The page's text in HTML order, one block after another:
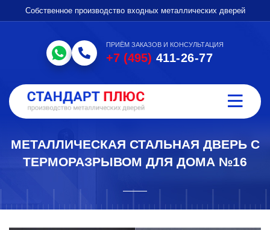
Собственное производство входных металлических дверей
ПРИЁМ ЗАКАЗОВ И КОНСУЛЬТАЦИЯ
+7 (495) 411-26-77
МЕТАЛЛИЧЕСКАЯ СТАЛЬНАЯ ДВЕРЬ С
ТЕРМОРАЗРЫВОМ ДЛЯ ДОМА №16